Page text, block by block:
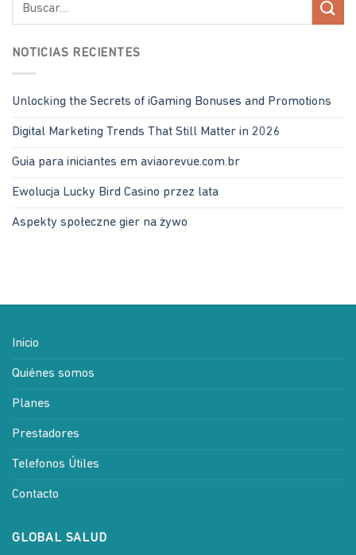
NOTICIAS RECIENTES
Unlocking the Secrets of iGaming Bonuses and Promotions
Digital Marketing Trends That Still Matter in 2026
Guia para iniciantes em aviaorevue.com.br
Ewolucja Lucky Bird Casino przez lata
Aspekty społeczne gier na żywo
Inicio
Quiénes somos
Planes
Prestadores
Telefonos Útiles
Contacto
GLOBAL SALUD